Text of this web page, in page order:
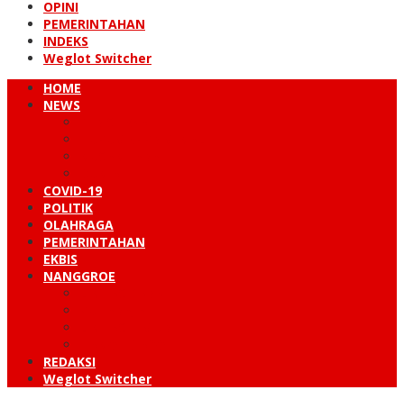
OPINI
PEMERINTAHAN
INDEKS
Weglot Switcher
HOME
NEWS
COVID-19
POLITIK
OLAHRAGA
PEMERINTAHAN
EKBIS
NANGGROE
REDAKSI
Weglot Switcher